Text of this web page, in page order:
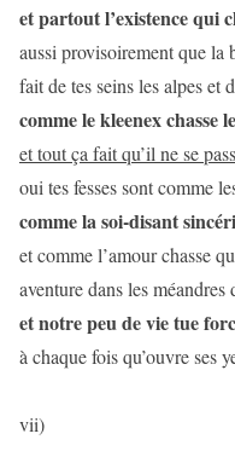
et partout l’existence qui
aussi provisoirement que la
fait de tes seins les alpes et
comme le kleenex chasse
et tout ça fait qu’il ne se
oui tes fesses sont comme
comme la soi-disant
et comme l’amour chasse
aventure dans les méandres
et notre peu de vie tue
à chaque fois qu’ouvre ses
vii)